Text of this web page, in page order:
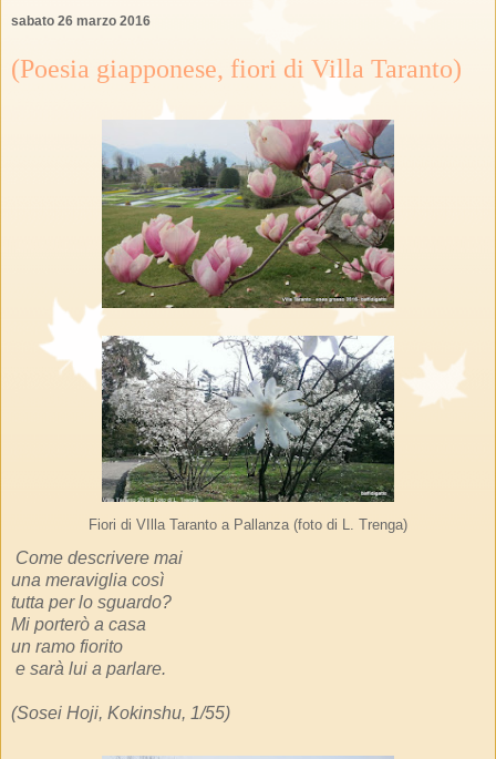
sabato 26 marzo 2016
(Poesia giapponese, fiori di Villa Taranto)
Fiori di VIlla Taranto a Pallanza (foto di L. Trenga)
Come descrivere mai
una meraviglia così
tutta per lo sguardo?
Mi porterò a casa
un ramo fiorito
e sarà lui a parlare.
(Sosei Hoji, Kokinshu, 1/55)